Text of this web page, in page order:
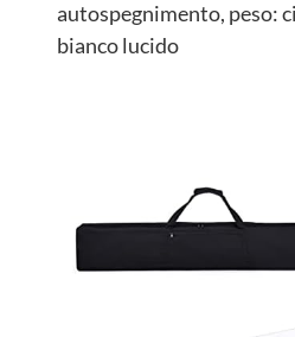
autospegnimento, peso:
bianco lucido